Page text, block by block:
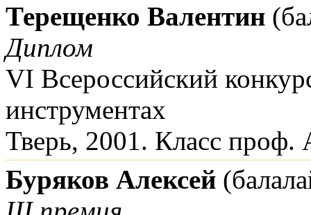
Терещенко Валентин
Диплом
VI Всероссийский
инструментах
Тверь, 2001. Класс
Буряков Алексей